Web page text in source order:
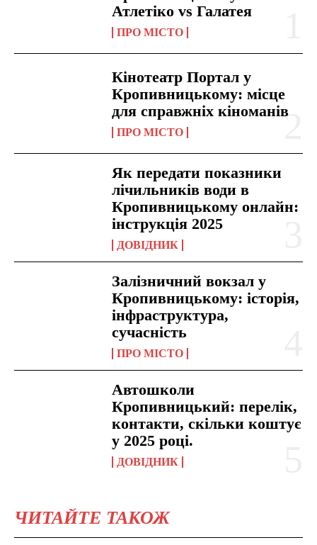
Атлетіко vs Галатея
ПРО МІСТО
Кінотеатр Портал у
Кропивницькому: місце
для справжніх кіноманів
ПРО МІСТО
Як передати показники
лічильників води в
Кропивницькому онлайн:
інструкція 2025
ДОВІДНИК
Залізничний вокзал у
Кропивницькому: історія,
інфраструктура,
сучасність
ПРО МІСТО
Автошколи
Кропивницький: перелік,
контакти, скільки коштує
у 2025 році.
ДОВІДНИК
ЧИТАЙТЕ ТАКОЖ